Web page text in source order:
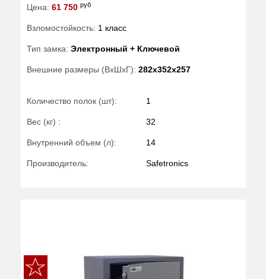
Цена: 61 750 руб
Взломостойкость: 1 класс
Тип замка: Электронный + Ключевой
Внешние размеры (ВхШхГ): 282x352x257
Количество полок (шт): 1
Вес (кг) : 32
Внутренний объем (л): 14
Производитель: Safetronics